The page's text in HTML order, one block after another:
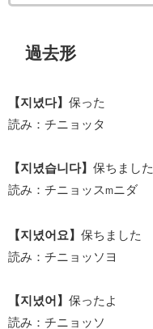
過去形
【지녔다】 保った
読み：チニョッタ
【지녔습니다】 保ちました
読み：チニョッス m ニダ
【지녔어요】 保ちました
読み：チニョッソヨ
【지녔어】 保ったよ
読み：チニョッソ